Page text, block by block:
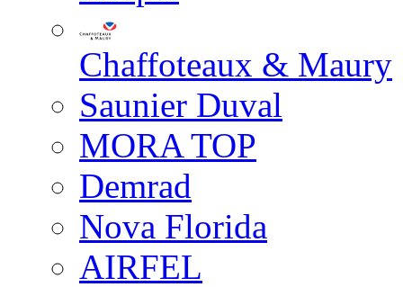
Chaffoteaux & Maury
Saunier Duval
MORA TOP
Demrad
Nova Florida
AIRFEL